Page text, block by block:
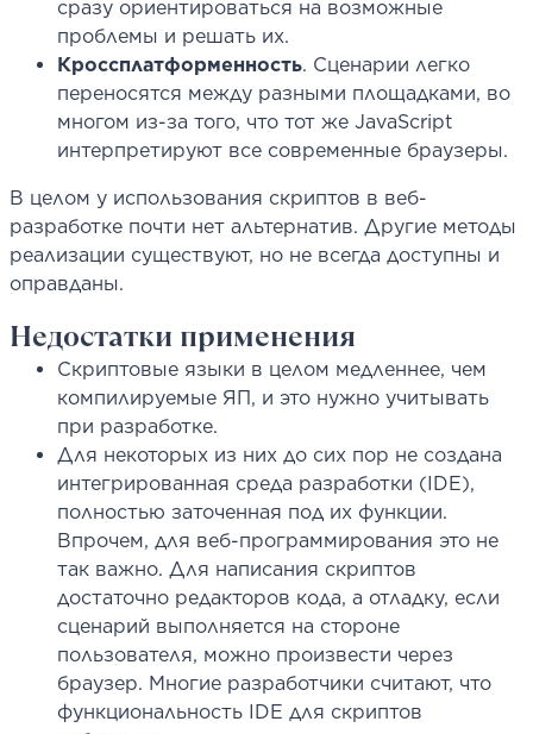
сразу ориентироваться на возможные
проблемы и решать их.
Кроссплатформенность. Сценарии легко
переносятся между разными площадками, во
многом из-за того, что тот же JavaScript
интерпретируют все современные браузеры.
В целом у использования скриптов в веб-
разработке почти нет альтернатив. Другие методы
реализации существуют, но не всегда доступны и
оправданы.
Недостатки применения
Скриптовые языки в целом медленнее, чем
компилируемые ЯП, и это нужно учитывать
при разработке.
Для некоторых из них до сих пор не создана
интегрированная среда разработки (IDE),
полностью заточенная под их функции.
Впрочем, для веб-программирования это не
так важно. Для написания скриптов
достаточно редакторов кода, а отладку, если
сценарий выполняется на стороне
пользователя, можно произвести через
браузер. Многие разработчики считают, что
функциональность IDE для скриптов